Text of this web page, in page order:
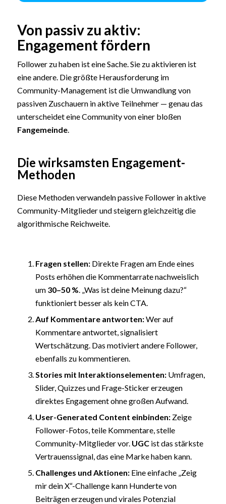
Von passiv zu aktiv:
Engagement fördern
Follower zu haben ist eine Sache. Sie zu aktivieren ist
eine andere. Die größte Herausforderung im
Community-Management ist die Umwandlung von
passiven Zuschauern in aktive Teilnehmer — genau das
unterscheidet eine Community von einer bloßen
Fangemeinde.
Die wirksamsten Engagement-
Methoden
Diese Methoden verwandeln passive Follower in aktive
Community-Mitglieder und steigern gleichzeitig die
algorithmische Reichweite.
Fragen stellen:Direkte Fragen am Ende eines
Posts erhöhen die Kommentarrate nachweislich
um 30–50 % . „Was ist deine Meinung dazu?“
funktioniert besser als kein CTA.
Auf Kommentare antworten:Wer auf
Kommentare antwortet, signalisiert
Wertschätzung. Das motiviert andere Follower,
ebenfalls zu kommentieren.
Stories mit Interaktionselementen:Umfragen,
Slider, Quizzes und Frage-Sticker erzeugen
direktes Engagement ohne großen Aufwand.
User-Generated Content einbinden:Zeige
Follower-Fotos, teile Kommentare, stelle
Community-Mitglieder vor. UGCist das stärkste
Vertrauenssignal, das eine Marke haben kann.
Challenges und Aktionen:Eine einfache „Zeig
mir dein X“-Challenge kann Hunderte von
Beiträgen erzeugen und virales Potenzial